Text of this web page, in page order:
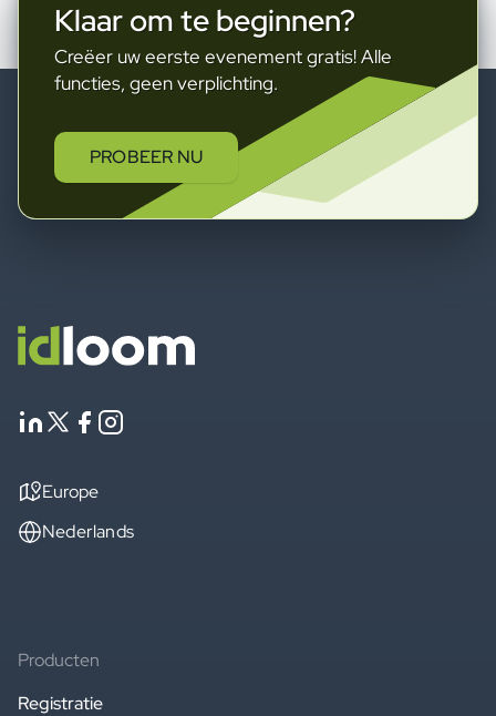
Klaar om te beginnen?
Creëer uw eerste evenement gratis! Alle
functies, geen verplichting.
PROBEER NU
Europe
Nederlands
Producten
Registratie